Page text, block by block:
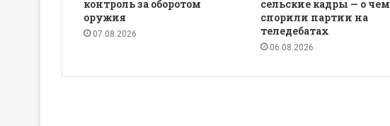
контроль за оборотом
оружия
07.08.2026
сельские кадры — о чем
спорили партии на
теледебатах
06.08.2026